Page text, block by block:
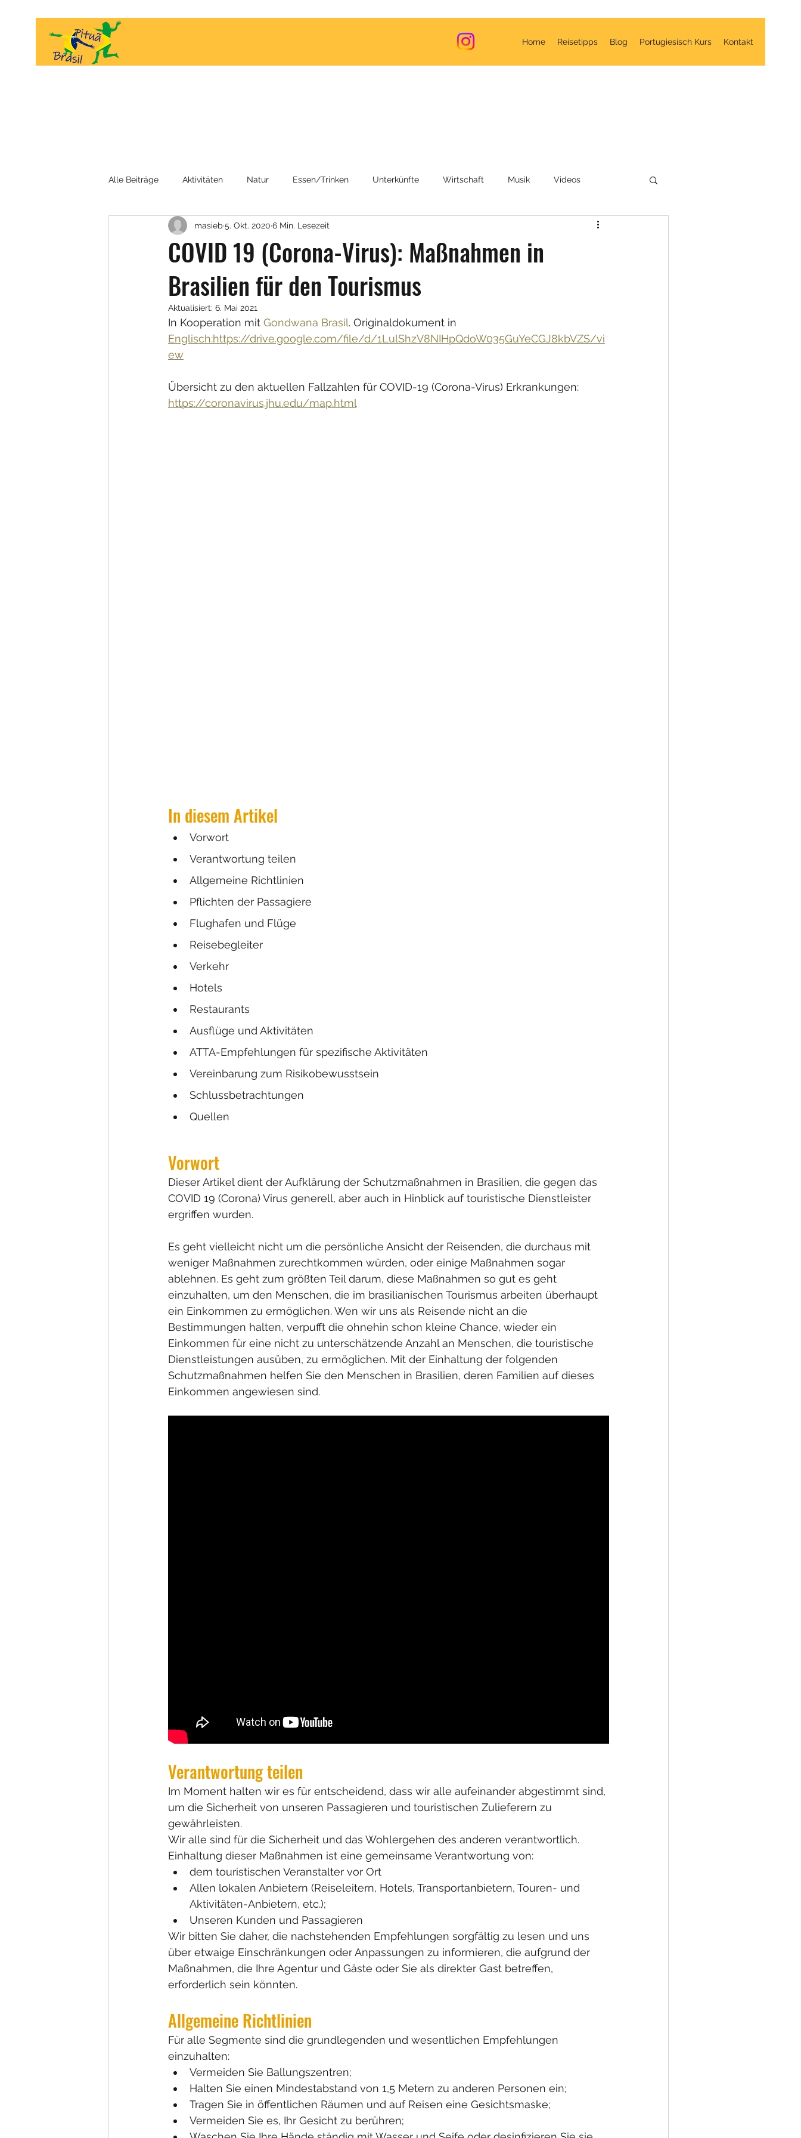
Home Reisetipps Blog Portugiesisch Kurs Kontakt
Alle Beiträge Aktivitäten Natur Essen/Trinken Unterkünfte Wirtschaft Musik Videos
Interviews die Menschen Reiseinformationen
COVID 19 (Corona-Virus): Maßnahmen in
Brasilien für den Tourismus
masieb 5. Okt. 2020 6 Min. Lesezeit
Aktualisiert: 6. Mai 2021
In Kooperation mit Gondwana Brasil. Originaldokument in
Englisch:https://drive.google.com/file/d/1LulShzV8NIHpQdoW035GuYeCGJ8kbVZS/vi
ew
Übersicht zu den aktuellen Fallzahlen für COVID-19 (Corona-Virus) Erkrankungen:
https://coronavirus.jhu.edu/map.html
In diesem Artikel
Vorwort
Verantwortung teilen
Allgemeine Richtlinien
Pflichten der Passagiere
Flughafen und Flüge
Reisebegleiter
Verkehr
Hotels
Restaurants
Ausflüge und Aktivitäten
ATTA-Empfehlungen für spezifische Aktivitäten
Vereinbarung zum Risikobewusstsein
Schlussbetrachtungen
Quellen
Vorwort
Dieser Artikel dient der Aufklärung der Schutzmaßnahmen in Brasilien, die gegen das
COVID 19 (Corona) Virus generell, aber auch in Hinblick auf touristische Dienstleister
ergriffen wurden.
Es geht vielleicht nicht um die persönliche Ansicht der Reisenden, die durchaus mit
weniger Maßnahmen zurechtkommen würden, oder einige Maßnahmen sogar
ablehnen. Es geht zum größten Teil darum, diese Maßnahmen so gut es geht
einzuhalten, um den Menschen, die im brasilianischen Tourismus arbeiten überhaupt
ein Einkommen zu ermöglichen. Wen wir uns als Reisende nicht an die
Bestimmungen halten, verpufft die ohnehin schon kleine Chance, wieder ein
Einkommen für eine nicht zu unterschätzende Anzahl an Menschen, die touristische
Dienstleistungen ausüben, zu ermöglichen. Mit der Einhaltung der folgenden
Schutzmaßnahmen helfen Sie den Menschen in Brasilien, deren Familien auf dieses
Einkommen angewiesen sind.
Verantwortung teilen
Im Moment halten wir es für entscheidend, dass wir alle aufeinander abgestimmt sind,
um die Sicherheit von unseren Passagieren und touristischen Zulieferern zu
gewährleisten.
Wir alle sind für die Sicherheit und das Wohlergehen des anderen verantwortlich.
Einhaltung dieser Maßnahmen ist eine gemeinsame Verantwortung von:
dem touristischen Veranstalter vor Ort
Allen lokalen Anbietern (Reiseleitern, Hotels, Transportanbietern, Touren- und
Aktivitäten-Anbietern, etc.);
Unseren Kunden und Passagieren
Wir bitten Sie daher, die nachstehenden Empfehlungen sorgfältig zu lesen und uns
über etwaige Einschränkungen oder Anpassungen zu informieren, die aufgrund der
Maßnahmen, die Ihre Agentur und Gäste oder Sie als direkter Gast betreffen,
erforderlich sein könnten.
Allgemeine Richtlinien
Für alle Segmente sind die grundlegenden und wesentlichen Empfehlungen
einzuhalten:
Vermeiden Sie Ballungszentren;
Halten Sie einen Mindestabstand von 1,5 Metern zu anderen Personen ein;
Tragen Sie in öffentlichen Räumen und auf Reisen eine Gesichtsmaske;
Vermeiden Sie es, Ihr Gesicht zu berühren;